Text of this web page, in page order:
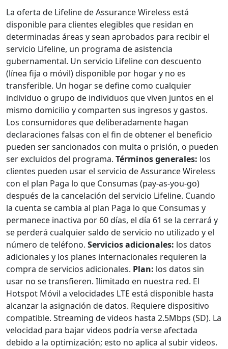
La oferta de Lifeline de Assurance Wireless está
disponible para clientes elegibles que residan en
determinadas áreas y sean aprobados para recibir el
servicio Lifeline, un programa de asistencia
gubernamental. Un servicio Lifeline con descuento
(línea fija o móvil) disponible por hogar y no es
transferible. Un hogar se define como cualquier
individuo o grupo de individuos que viven juntos en el
mismo domicilio y comparten sus ingresos y gastos.
Los consumidores que deliberadamente hagan
declaraciones falsas con el fin de obtener el beneficio
pueden ser sancionados con multa o prisión, o pueden
ser excluidos del programa. Términos generales: los
clientes pueden usar el servicio de Assurance Wireless
con el plan Paga lo que Consumas (pay-as-you-go)
después de la cancelación del servicio Lifeline. Cuando
la cuenta se cambia al plan Paga lo que Consumas y
permanece inactiva por 60 días, el día 61 se la cerrará y
se perderá cualquier saldo de servicio no utilizado y el
número de teléfono. Servicios adicionales: los datos
adicionales y los planes internacionales requieren la
compra de servicios adicionales. Plan: los datos sin
usar no se transfieren. Ilimitado en nuestra red. El
Hotspot Móvil a velocidades LTE está disponible hasta
alcanzar la asignación de datos. Requiere dispositivo
compatible. Streaming de videos hasta 2.5Mbps (SD). La
velocidad para bajar videos podría verse afectada
debido a la optimización; esto no aplica al subir videos.